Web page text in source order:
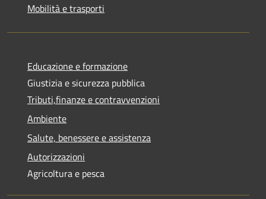
Mobilità e trasporti
Educazione e formazione
Giustizia e sicurezza pubblica
Tributi,finanze e contravvenzioni
Ambiente
Salute, benessere e assistenza
Autorizzazioni
Agricoltura e pesca